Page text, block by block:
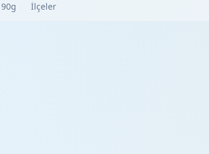
90g
İlçeler